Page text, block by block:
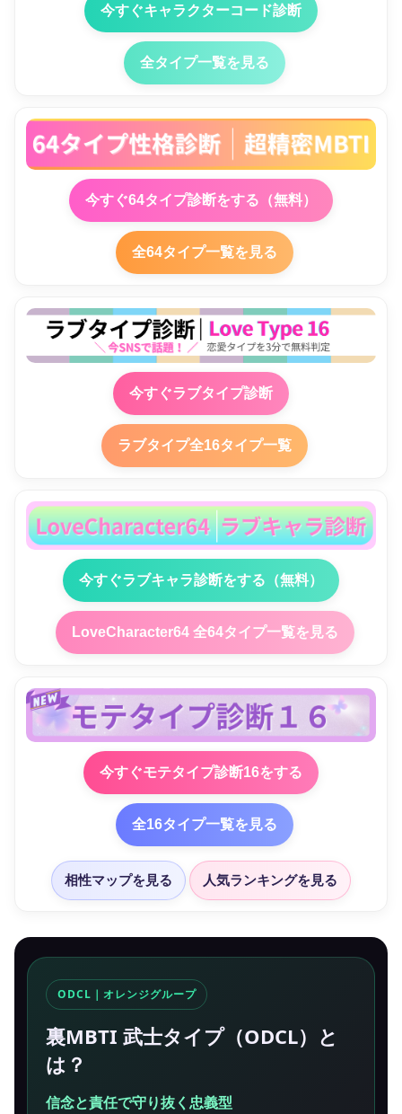
今すぐキャラクターコード診断
全タイプ一覧を見る
今すぐ64タイプ診断をする（無料）
全64タイプ一覧を見る
今すぐラブタイプ診断
ラブタイプ全16タイプ一覧
今すぐラブキャラ診断をする（無料）
LoveCharacter64 全64タイプ一覧を見る
今すぐモテタイプ診断16をする
全16タイプ一覧を見る
相性マップを見る 人気ランキングを見る
ODCL｜オレンジグループ
裏MBTI 武士タイプ（ODCL）と
は？
信念と責任で守り抜く忠義型